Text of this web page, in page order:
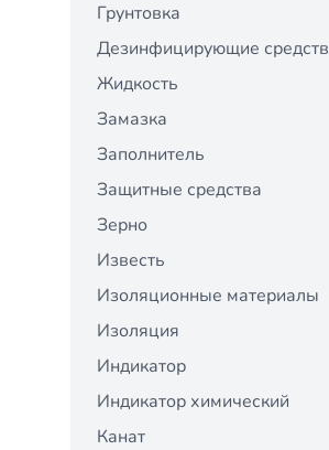
Грунтовка
Дезинфицирующие
Жидкость
Замазка
Заполнитель
Защитные средства
Зерно
Известь
Изоляционные материалы
Изоляция
Индикатор
Индикатор химический
Канат